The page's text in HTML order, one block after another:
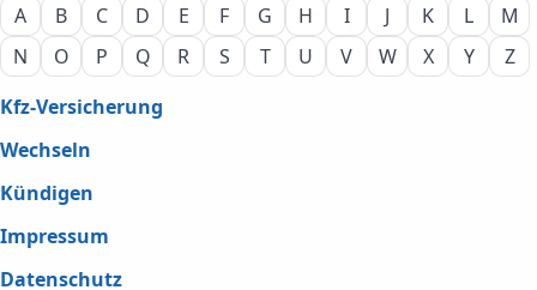
A
B C D E F G H I J K L
M
N
O P Q R S T U V W X Y
Z
Kfz-Versicherung
Wechseln
Kündigen
Impressum
Datenschutz